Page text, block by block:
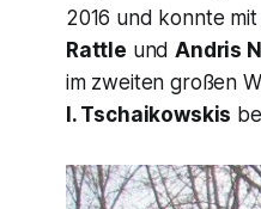
2016 und konnte
Rattle undAndris
im zweiten großen
I. Tschaikowskis